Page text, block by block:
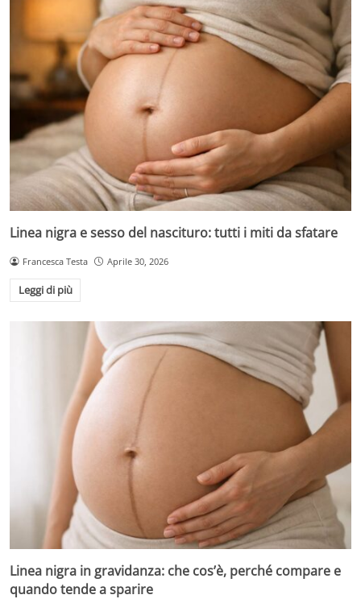
Linea nigra e sesso del nascituro: tutti i miti da sfatare
Francesca Testa Aprile 30, 2026
Leggi di più
Linea nigra in gravidanza: che cos’è, perché compare e
quando tende a sparire